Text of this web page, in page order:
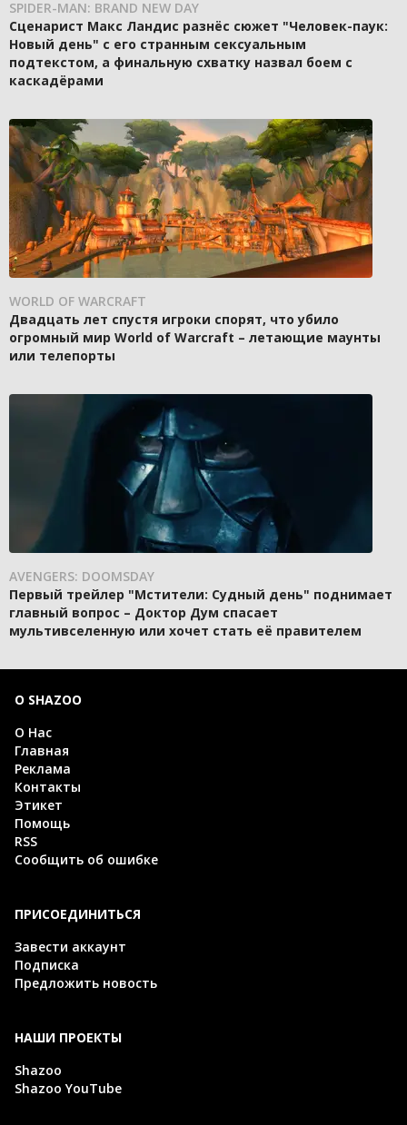
SPIDER-MAN: BRAND NEW DAY
Сценарист Макс Ландис разнёс сюжет "Человек-паук:
Новый день" с его странным сексуальным
подтекстом, а финальную схватку назвал боем с
каскадёрами
WORLD OF WARCRAFT
Двадцать лет спустя игроки спорят, что убило
огромный мир World of Warcraft – летающие маунты
или телепорты
AVENGERS: DOOMSDAY
Первый трейлер "Мстители: Судный день" поднимает
главный вопрос – Доктор Дум спасает
мультивселенную или хочет стать её правителем
О SHAZOO
О Нас
Главная
Реклама
Контакты
Этикет
Помощь
RSS
Сообщить об ошибке
ПРИСОЕДИНИТЬСЯ
Завести аккаунт
Подписка
Предложить новость
НАШИ ПРОЕКТЫ
Shazoo
Shazoo YouTube